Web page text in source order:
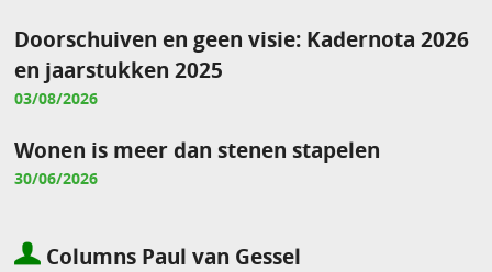
Doorschuiven en geen visie: Kadernota 2026
en jaarstukken 2025
03/08/2026
Wonen is meer dan stenen stapelen
30/06/2026
Columns Paul van Gessel